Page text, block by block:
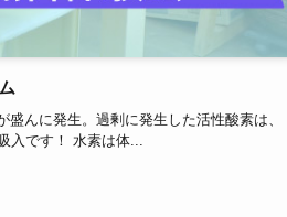
んに発生。過剰に発生した活性酸素は、
入です！ 水素は体...